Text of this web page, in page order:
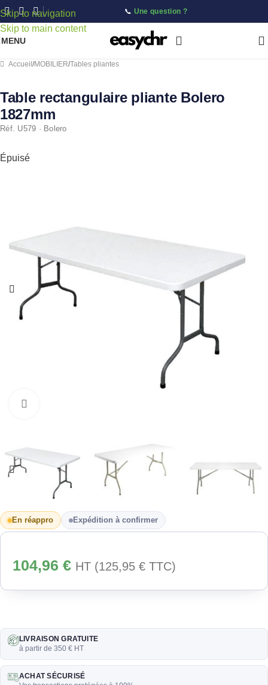
Skip to navigation
Skip to main content
📞 Une question ?
MENU
Accueil /MOBILIER/Tables pliantes
Table rectangulaire pliante Bolero
1827mm
Réf. U579 · Bolero
Épuisé
En réappro Expédition à confirmer
104,96 € HT (125,95 € TTC)
LIVRAISON GRATUITE
à partir de 350 € HT
ACHAT SÉCURISÉ